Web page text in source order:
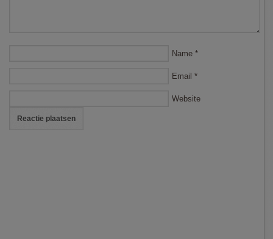
Name *
Email *
Website